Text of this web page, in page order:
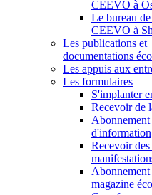
CEEVO à
Le bureau
CEEVO à
Les publications et
documentations
Les appuis aux
Les formulaires
S'implanter
Recevoir de
Abonnement
d'information
Recevoir
Abonnement
magazine